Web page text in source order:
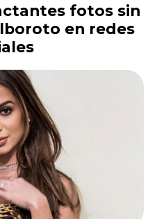
fotos sin
en redes